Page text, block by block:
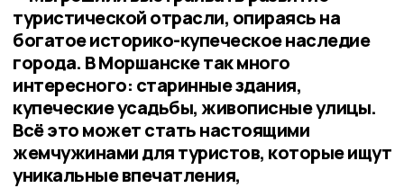
туристической отрасли, опираясь на
богатое историко-купеческое наследие
города. В Моршанске так много
интересного: старинные здания,
купеческие усадьбы, живописные улицы.
Всё это может стать настоящими
жемчужинами для туристов, которые ищут
уникальные впечатления,